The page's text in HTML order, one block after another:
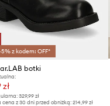
z kodem: OFF*
botki
zł
329,99 zł
cena z 30 dni przed obniżką:214,99 zł